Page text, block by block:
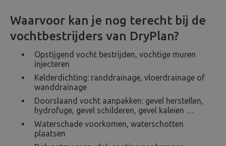
Waarvoor kan je nog terecht bij de
vochtbestrijders van DryPlan?
Opstijgend vocht bestrijden, vochtige muren
injecteren
Kelderdichting: randdrainage, vloerdrainage of
wanddrainage
Doorslaand vocht aanpakken: gevel herstellen,
hydrofuge, gevel schilderen, gevel kaleien …
Waterschade voorkomen, waterschotten
plaatsen